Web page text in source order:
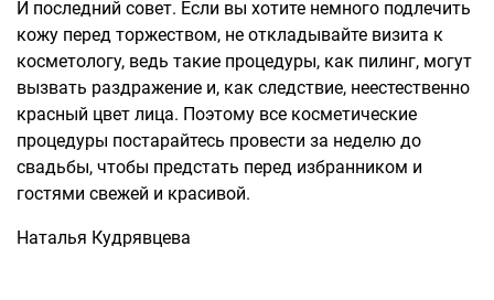
И последний совет. Если вы хотите немного подлечить
кожу перед торжеством, не откладывайте визита к
косметологу, ведь такие процедуры, как пилинг, могут
вызвать раздражение и, как следствие, неестественно
красный цвет лица. Поэтому все косметические
процедуры постарайтесь провести за неделю до
свадьбы, чтобы предстать перед избранником и
гостями свежей и красивой.
Наталья Кудрявцева